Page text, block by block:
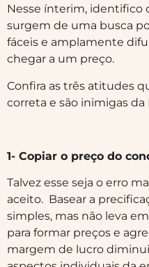
Nesse ínterim, identifico
surgem de uma busca
fáceis e amplamente
chegar a um preço.
Confira as três atitudes
correta e são inimigas da
1- Copiar o preço do
Talvez esse seja o erro
aceito. Basear a
simples, mas não leva
para formar preços e
margem de lucro